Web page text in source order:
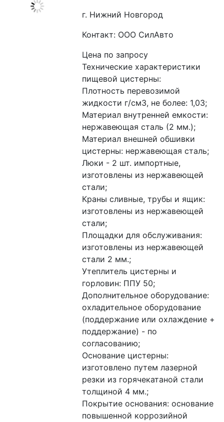
г. Нижний Новгород
Контакт: ООО СилАвто
Цена по запросу
Технические характеристики
пищевой цистерны:
Плотность перевозимой
жидкости г/см3, не более: 1,03;
Материал внутренней емкости:
нержавеющая сталь (2 мм.);
Материал внешней обшивки
цистерны: нержавеющая сталь;
Люки - 2 шт. импортные,
изготовлены из нержавеющей
стали;
Краны сливные, трубы и ящик:
изготовлены из нержавеющей
стали;
Площадки для обслуживания:
изготовлены из нержавеющей
стали 2 мм.;
Утеплитель цистерны и
горловин: ППУ 50;
Дополнительное оборудование:
охладительное оборудование
(поддержание или охлаждение +
поддержание) - по
согласованию;
Основание цистерны:
изготовлено путем лазерной
резки из горячекатаной стали
толщиной 4 мм.;
Покрытие основания: основание
повышенной коррозийной